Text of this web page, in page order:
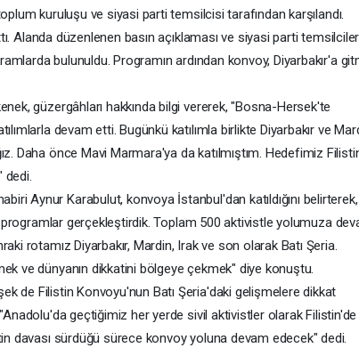
kuruluşu ve siyasi parti temsilcisi tarafından karşılandı.
Alanda düzenlenen basın açıklaması ve siyasi parti
bulunuldu. Programın ardından konvoy, Diyarbakır'a
güzergâhları hakkında bilgi vererek, "Bosna-Hersek'te
devam etti. Bugünkü katılımla birlikte Diyarbakır ve
Daha önce Mavi Marmara'ya da katılmıştım. Hedefimiz
dedi.
Aynur Karabulut, konvoya İstanbul'dan katıldığını belirterek,
gerçekleştirdik. Toplam 500 aktivistle yolumuza
rotamız Diyarbakır, Mardin, Irak ve son olarak Batı Şeria.
ve dünyanın dikkatini bölgeye çekmek" diye konuştu.
de Filistin Konvoyu'nun Batı Şeria'daki gelişmelere dikkat
"Anadolu'da geçtiğimiz her yerde sivil aktivistler olarak Filistin'de
davası sürdüğü sürece konvoy yoluna devam edecek" dedi.